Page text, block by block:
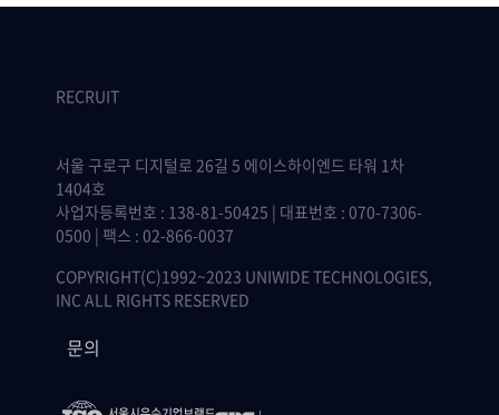
RECRUIT
서울 구로구 디지털로 26길 5 에이스하이엔드 타워 1차
1404호
사업자등록번호 : 138-81-50425 | 대표번호 : 070-7306-
0500 | 팩스 : 02-866-0037
COPYRIGHT(C)1992~2023 UNIWIDE TECHNOLOGIES,
INC ALL RIGHTS RESERVED
문의